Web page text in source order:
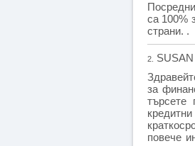
са 100%
страни. .
2.
за
търсете
повече